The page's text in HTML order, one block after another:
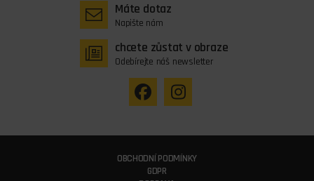
Máte dotaz
Napište nám
chcete zůstat v obraze
Odebírejte náš newsletter
OBCHODNÍ PODMÍNKY
GDPR